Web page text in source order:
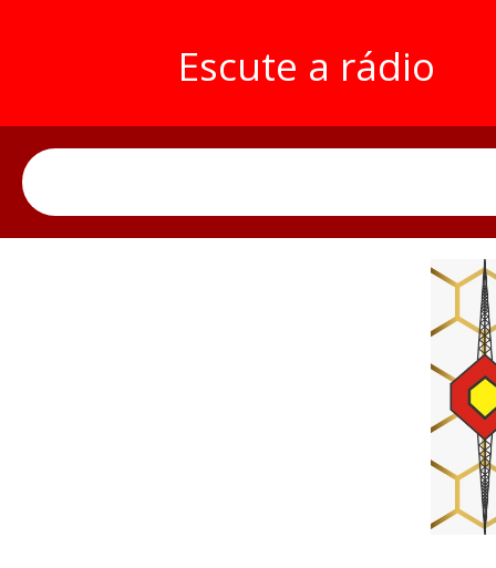
Escute a rádio